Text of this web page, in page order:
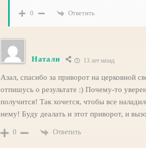
0 Ответить
Натали 13 лет назад
Азал, спасибо за приворот на церковной
отпишусь о результате :) Почему-то
получится! Так хочется, чтобы все
нему! Буду деалать и этот приворот, и
0 Ответить